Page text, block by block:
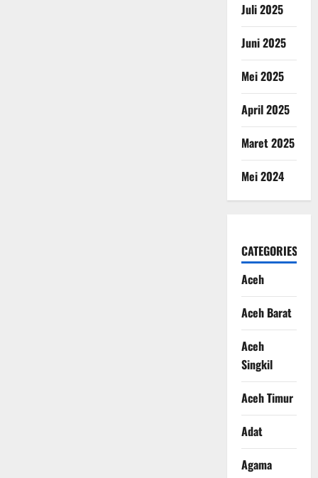
Juli 2025
Juni 2025
Mei 2025
April 2025
Maret 2025
Mei 2024
CATEGORIES
Aceh
Aceh Barat
Aceh
Singkil
Aceh Timur
Adat
Agama